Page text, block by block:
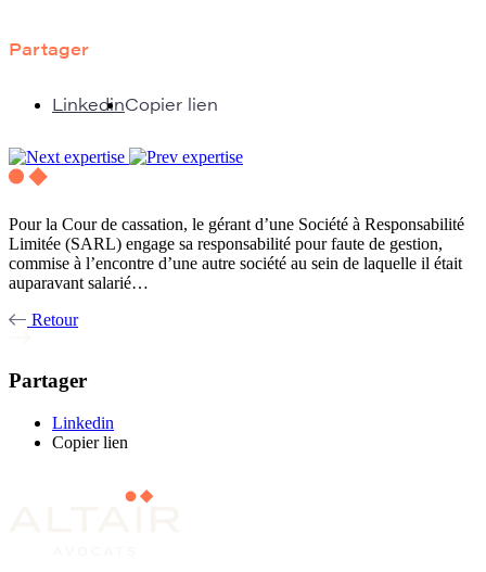
Partager
LinkedinCopier lien
Pour la Cour de cassation, le gérant d’une Société à Responsabilité
Limitée (SARL) engage sa responsabilité pour faute de gestion,
commise à l’encontre d’une autre société au sein de laquelle il était
auparavant salarié…
Retour
Partager
Linkedin
Copier lien